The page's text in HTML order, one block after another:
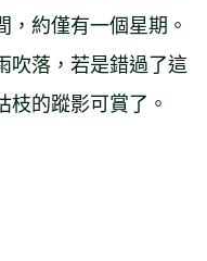
約僅有一個星期。
吹落，若是錯過了這
的蹤影可賞了。